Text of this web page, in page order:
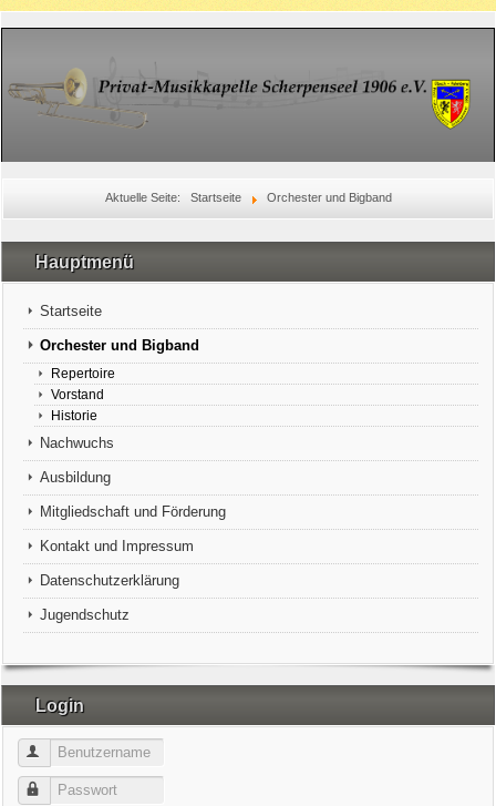
Aktuelle Seite: Startseite Orchester und Bigband
Hauptmenü
Startseite
Orchester und Bigband
Repertoire
Vorstand
Historie
Nachwuchs
Ausbildung
Mitgliedschaft und Förderung
Kontakt und Impressum
Datenschutzerklärung
Jugendschutz
Login
Benutzername
Passwort